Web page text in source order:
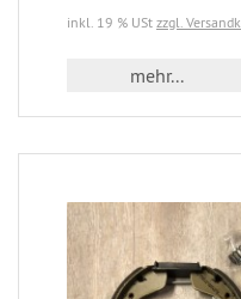
inkl. 19 % USt zzgl.
mehr...